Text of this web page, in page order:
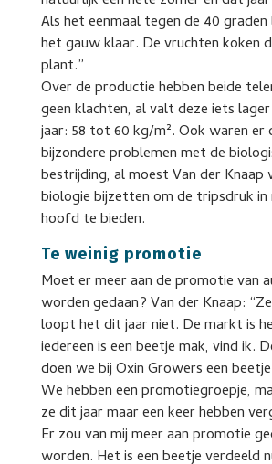
Als het eenmaal tegen de 40
het gauw klaar. De vruchten koken
plant.”
Over de productie hebben beide
geen klachten, al valt deze iets
jaar: 58 tot 60 kg/m². Ook waren er
bijzondere problemen met de
bestrijding, al moest Van der
biologie bijzetten om de tripsdruk in
hoofd te bieden.
Te weinig promotie
Moet er meer aan de promotie van
worden gedaan? Van der Knaap:
loopt het dit jaar niet. De markt is
iedereen is een beetje mak, vind ik.
doen we bij Oxin Growers een
We hebben een promotiegroepje,
ze dit jaar maar een keer hebben
Er zou van mij meer aan promotie
worden. Het is een beetje verdeeld